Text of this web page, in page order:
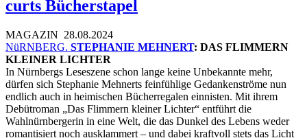
curts Bücherstapel
MAGAZIN 28.08.2024
NüRNBERG. STEPHANIE MEHNERT: DAS FLIMMERN
KLEINER LICHTER
In Nürnbergs Leseszene schon lange keine Unbekannte mehr,
dürfen sich Stephanie Mehnerts feinfühlige Gedankenströme nun
endlich auch in heimischen Bücherregalen einnisten. Mit ihrem
Debütroman „Das Flimmern kleiner Lichter“ entführt die
Wahlnürnbergerin in eine Welt, die das Dunkel des Lebens weder
romantisiert noch ausklammert – und dabei kraftvoll stets das Licht